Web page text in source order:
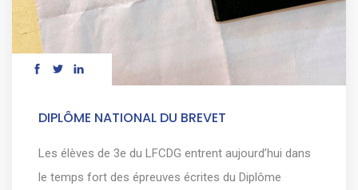
DIPLÔME NATIONAL DU BREVET
Les élèves de 3e du LFCDG entrent aujourd’hui dans
le temps fort des épreuves écrites du Diplôme